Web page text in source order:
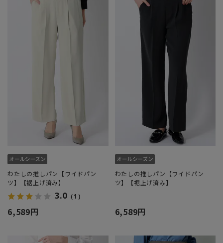
わたしの推しパン【ワイドパン
ツ】【裾上げ済み】
3.0 （1）
6,589円
わたしの推しパン【ワイドパン
ツ】【裾上げ済み】
6,589円